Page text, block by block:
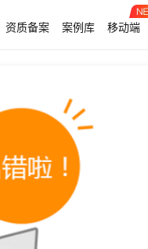
资质备案 案例库 移动端